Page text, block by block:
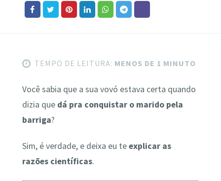
TEMPO DE LEITURA: MENOS DE 1 MINUTO
Você sabia que a sua vovó estava certa quando
dizia que dá pra conquistar o marido pela
barriga?
Sim, é verdade, e deixa eu teexplicar as
razões científicas.